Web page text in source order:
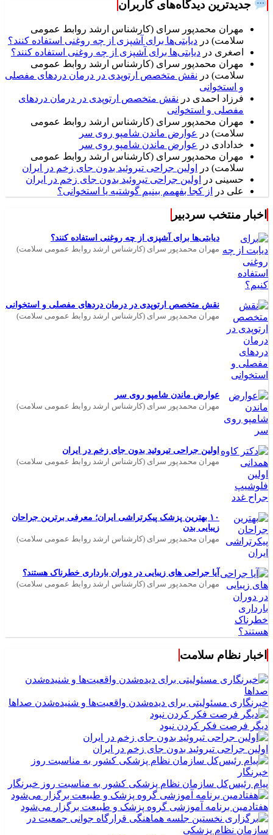
جدیدترین دیدگاه‌های کاربران
مهران محمدپور سرای (کارشناس ارشد روابط عمومی
سلامت) در دیابتی‌ها برای آشپزی از چه روغنی استفاده کنند؟
اصغری در دیابتی‌ها برای آشپزی از چه روغنی استفاده کنند؟
مهران محمدپور سرای (کارشناس ارشد روابط عمومی
سلامت) در نقش متخصص ارتوپدی در درمان دردهای مفصلی
و استخوانی
فرزاد احمدی در نقش متخصص ارتوپدی در درمان دردهای
مفصلی و استخوانی
مهران محمدپور سرای (کارشناس ارشد روابط عمومی
سلامت) در
عوارض ماندن شامپو روی سر
خدادادی در
عوارض ماندن شامپو روی سر
مهران محمدپور سرای (کارشناس ارشد روابط عمومی
سلامت) در
اولین جراحی تیروئید بدون جای زخم در ایران
حسینی در
اولین جراحی تیروئید بدون جای زخم در ایران
علی در از کجا بفهمم بینیم گوشتیه یا استخوانی؟
اخبار منتخب سردبیر
دیابتی‌ها برای آشپزی از چه روغنی استفاده کنند؟
مهران محمدپور سرای (کارشناس ارشد روابط عمومی سلامت)
نقش متخصص ارتوپدی در درمان دردهای مفصلی و استخوانی
مهران محمدپور سرای (کارشناس ارشد روابط عمومی سلامت)
عوارض ماندن شامپو روی سر
مهران محمدپور سرای (کارشناس ارشد روابط عمومی سلامت)
اولین جراحی تیروئید بدون جای زخم در ایران
مهران محمدپور سرای (کارشناس ارشد روابط عمومی سلامت)
۱۰ بهترین پزشک پیکرتراشی ایران؛ معرفی برترین جراحان
زیبایی بدن
مهران محمدپور سرای (کارشناس ارشد روابط عمومی سلامت)
آیا جراحی های زیبایی در دوران بارداری خطرناک هستند؟
مهران محمدپور سرای (کارشناس ارشد روابط عمومی سلامت)
اخبار نظام سلامت
خبرنگاری مسئولیتی برای دیده‌شدن واقعیت‌ها و شنیده‌شدن صداها
دیگر فرصت فکر کردن نبود
اولین جراحی تیروئید بدون جای زخم در ایران
پیام رئیس‌کل سازمان نظام پزشکی کشور به مناسبت روز خبرنگار
هفتادمین برنامه آموزشی گروه پزشک و طبیعت برگزار می‌شود